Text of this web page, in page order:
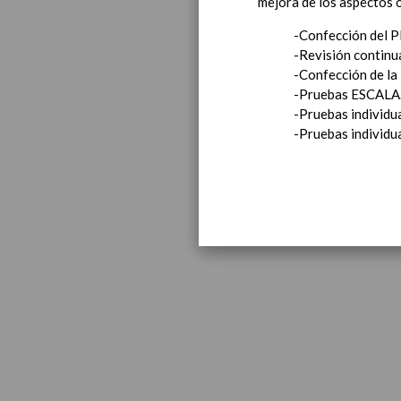
-Confección del
-Revisión
-Confección de
-Pruebas
-Pruebas
-Pruebas